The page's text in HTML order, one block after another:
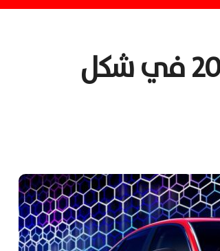
الكشف عن هوندا سيفيك 2025 في شكل